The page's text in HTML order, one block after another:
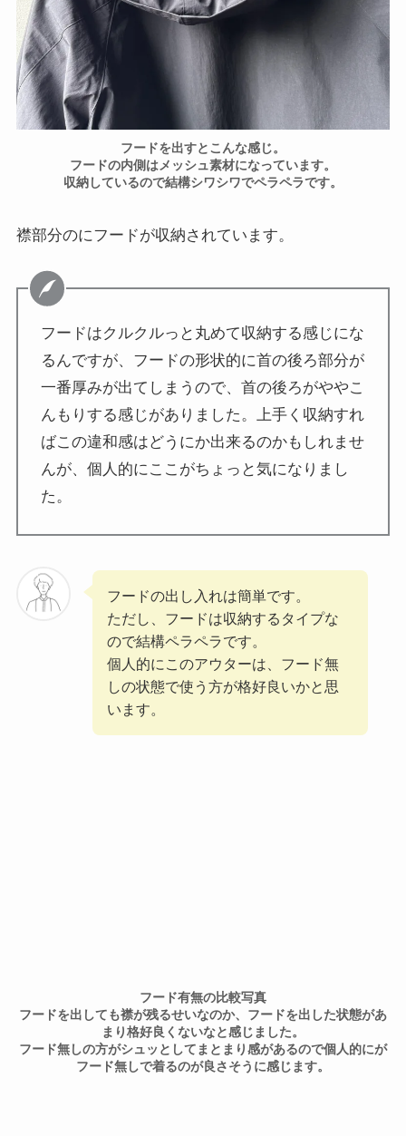
フードを出すとこんな感じ。
フードの内側はメッシュ素材になっています。
収納しているので結構シワシワでペラペラです。
襟部分のにフードが収納されています。
フードはクルクルっと丸めて収納する感じにな
るんですが、フードの形状的に首の後ろ部分が
一番厚みが出てしまうので、首の後ろがややこ
んもりする感じがありました。上手く収納すれ
ばこの違和感はどうにか出来るのかもしれませ
んが、個人的にここがちょっと気になりまし
た。
フードの出し入れは簡単です。
ただし、フードは収納するタイプな
ので結構ペラペラです。
個人的にこのアウターは、フード無
しの状態で使う方が格好良いかと思
います。
フード有無の比較写真
フードを出しても襟が残るせいなのか、フードを出した状態があ
まり格好良くないなと感じました。
フード無しの方がシュッとしてまとまり感があるので個人的にが
フード無しで着るのが良さそうに感じます。